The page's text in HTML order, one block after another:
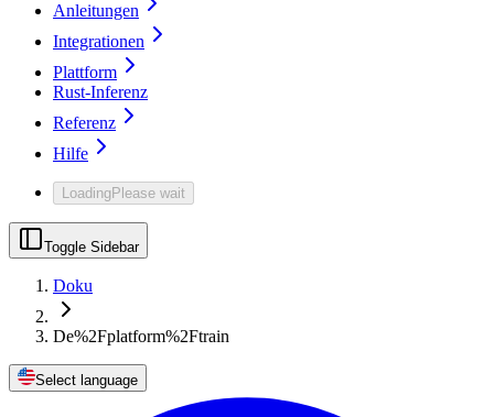
Anleitungen
Integrationen
Plattform
Rust-Inferenz
Referenz
Hilfe
LoadingPlease wait
Toggle Sidebar
Doku
De%2Fplatform%2Ftrain
Select language